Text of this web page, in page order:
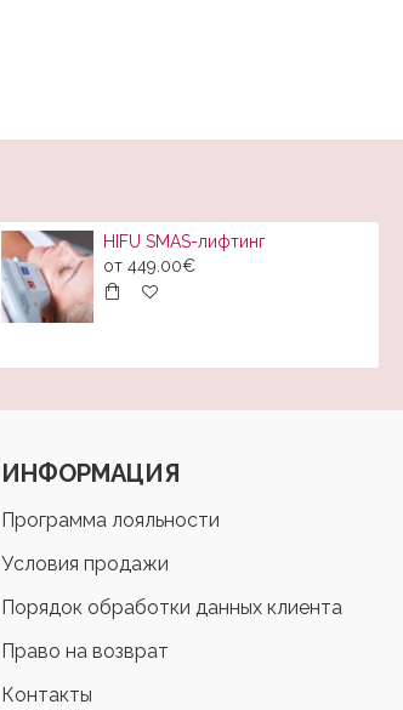
HIFU SMAS-лифтинг
от 449.00€
ИНФОРМАЦИЯ
Программа лояльности
Условия продажи
Порядок обработки данных клиента
Право на возврат
Контакты